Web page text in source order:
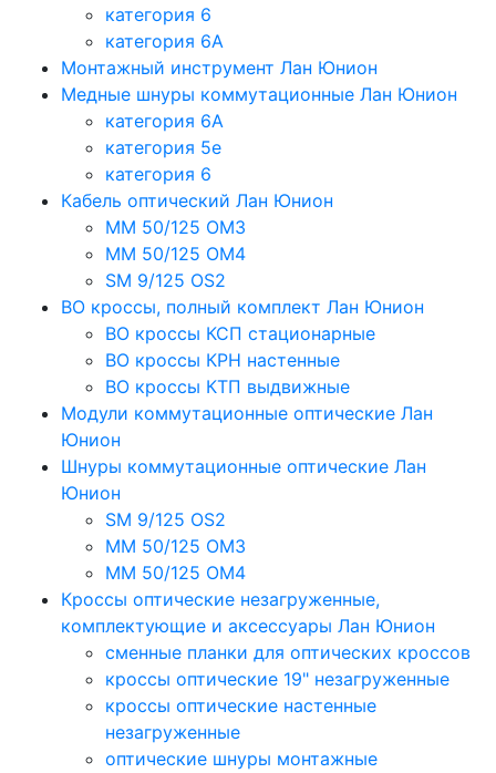
категория 6
категория 6A
Монтажный инструмент Лан Юнион
Медные шнуры коммутационные Лан Юнион
категория 6A
категория 5e
категория 6
Кабель оптический Лан Юнион
MM 50/125 OM3
MM 50/125 OM4
SM 9/125 OS2
ВО кроссы, полный комплект Лан Юнион
ВО кроссы КСП стационарные
ВО кроссы КРН настенные
ВО кроссы КТП выдвижные
Модули коммутационные оптические Лан
Юнион
Шнуры коммутационные оптические Лан
Юнион
SM 9/125 OS2
MM 50/125 OM3
MM 50/125 OM4
Кроссы оптические незагруженные,
комплектующие и аксессуары Лан Юнион
сменные планки для оптических кроссов
кроссы оптические 19" незагруженные
кроссы оптические настенные
незагруженные
оптические шнуры монтажные